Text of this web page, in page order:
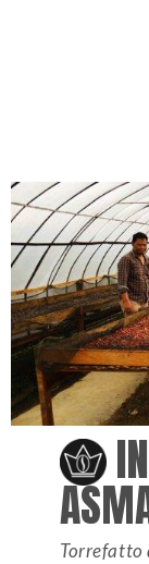
Torrefatto